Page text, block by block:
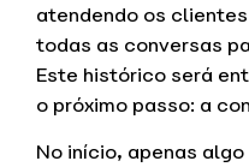
atendendo os
todas as conversas
Este histórico será
o próximo passo: a
No início, apenas